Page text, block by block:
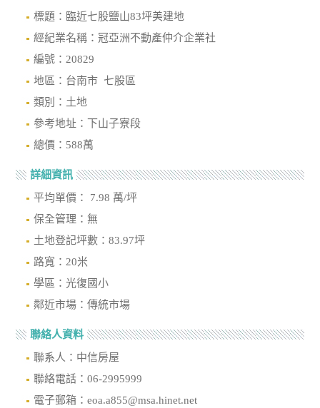
標題：臨近七股鹽山83坪美建地
經紀業名稱：冠亞洲不動產仲介企業社
編號：20829
地區：台南市 七股區
類別：土地
參考地址：下山子寮段
總價：588萬
詳細資訊
平均單價： 7.98 萬/坪
保全管理：無
土地登記坪數：83.97坪
路寬：20米
學區：光復國小
鄰近市場：傳統市場
聯絡人資料
聯系人：中信房屋
聯絡電話：06-2995999
電子郵箱：eoa.a855@msa.hinet.net